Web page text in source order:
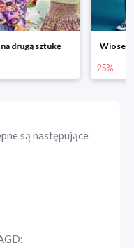
drugą sztukę
25%
są następujące
: